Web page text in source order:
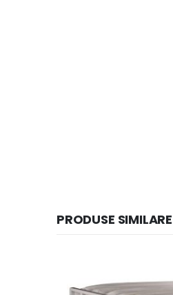
PRODUSE SIMILARE